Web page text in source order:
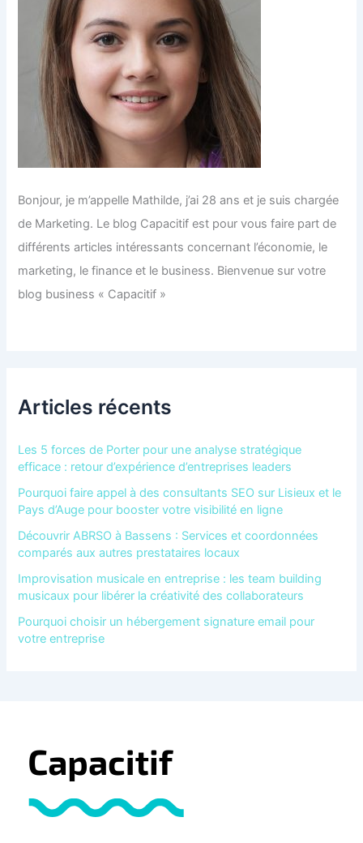
Bonjour, je m’appelle Mathilde, j’ai 28 ans et je suis chargée
de Marketing. Le blog Capacitif est pour vous faire part de
différents articles intéressants concernant l’économie, le
marketing, le finance et le business. Bienvenue sur votre
blog business « Capacitif »
Articles récents
Les 5 forces de Porter pour une analyse stratégique
efficace : retour d’expérience d’entreprises leaders
Pourquoi faire appel à des consultants SEO sur Lisieux et le
Pays d’Auge pour booster votre visibilité en ligne
Découvrir ABRSO à Bassens : Services et coordonnées
comparés aux autres prestataires locaux
Improvisation musicale en entreprise : les team building
musicaux pour libérer la créativité des collaborateurs
Pourquoi choisir un hébergement signature email pour
votre entreprise